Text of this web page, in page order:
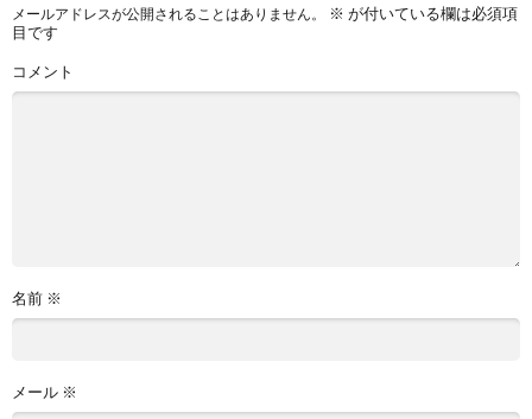
メールアドレスが公開されることはありません。 ※ が付いている欄は必須項
目です
コメント
名前 ※
メール ※